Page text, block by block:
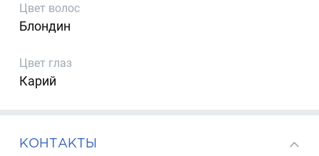
Цвет волос
Блондин
Цвет глаз
Карий
КОНТАКТЫ